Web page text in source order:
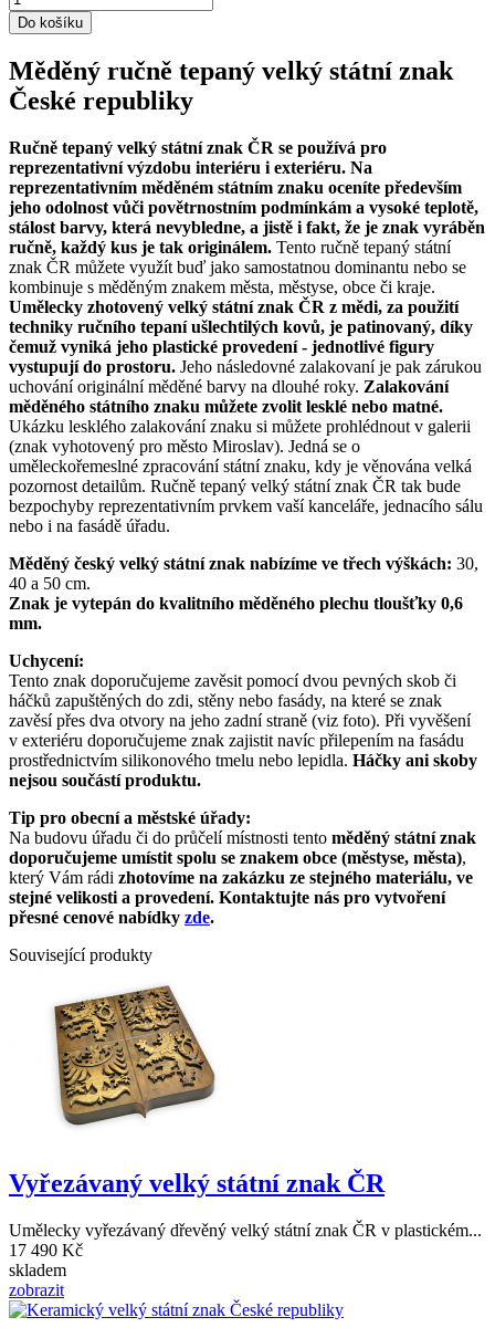
Do košíku
Měděný ručně tepaný velký státní znak
České republiky
Ručně tepaný velký státní znak ČR se používá pro
reprezentativní výzdobu interiéru i exteriéru. Na
reprezentativním měděném státním znaku oceníte především
jeho odolnost vůči povětrnostním podmínkám a vysoké teplotě,
stálost barvy, která nevybledne, a jistě i fakt, že je znak vyráběn
ručně, každý kus je tak originálem. Tento ručně tepaný státní
znak ČR můžete využít buď jako samostatnou dominantu nebo se
kombinuje s měděným znakem města, městyse, obce či kraje.
Umělecky zhotovený velký státní znak ČR z mědi, za použití
techniky ručního tepaní ušlechtilých kovů, je patinovaný, díky
čemuž vyniká jeho plastické provedení - jednotlivé figury
vystupují do prostoru. Jeho následovné zalakovaní je pak zárukou
uchování originální měděné barvy na dlouhé roky. Zalakování
měděného státního znaku můžete zvolit lesklé nebo matné.
Ukázku lesklého zalakování znaku si můžete prohlédnout v galerii
(znak vyhotovený pro město Miroslav). Jedná se o
uměleckořemeslné zpracování státní znaku, kdy je věnována velká
pozornost detailům. Ručně tepaný velký státní znak ČR tak bude
bezpochyby reprezentativním prvkem vaší kanceláře, jednacího sálu
nebo i na fasádě úřadu.
Měděný český velký státní znak nabízíme ve třech výškách: 30,
40 a 50 cm.
Znak je vytepán do kvalitního měděného plechu tloušťky 0,6
mm.
Uchycení:
Tento znak doporučujeme zavěsit pomocí dvou pevných skob či
háčků zapuštěných do zdi, stěny nebo fasády, na které se znak
zavěsí přes dva otvory na jeho zadní straně (viz foto). Při vyvěšení
v exteriéru doporučujeme znak zajistit navíc přilepením na fasádu
prostřednictvím silikonového tmelu nebo lepidla. Háčky ani skoby
nejsou součástí produktu.
Tip pro obecní a městské úřady:
Na budovu úřadu či do průčelí místnosti tento měděný státní znak
doporučujeme umístit spolu se znakem obce (městyse, města),
který Vám rádi zhotovíme na zakázku ze stejného materiálu, ve
stejné velikosti a provedení. Kontaktujte nás pro vytvoření
přesné cenové nabídky zde.
Související produkty
Vyřezávaný velký státní znak ČR
Umělecky vyřezávaný dřevěný velký státní znak ČR v plastickém...
17 490 Kč
skladem
zobrazit